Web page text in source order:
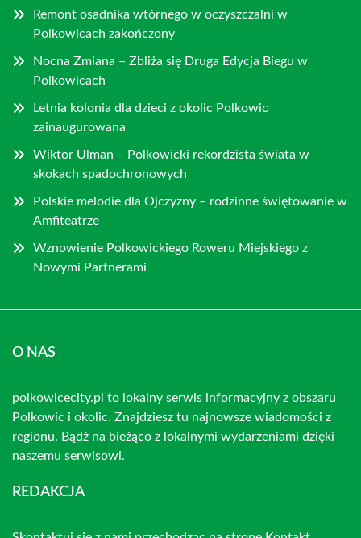
Remont osadnika wtórnego w oczyszczalni w
Polkowicach zakończony
Nocna Zmiana – Zbliża się Druga Edycja Biegu w
Polkowicach
Letnia kolonia dla dzieci z okolic Polkowic
zainaugurowana
Wiktor Ulman – Polkowicki rekordzista świata w
skokach spadochronowych
Polskie melodie dla Ojczyzny – rodzinne świętowanie w
Amfiteatrze
Wznowienie Polkowickiego Roweru Miejskiego z
Nowymi Partnerami
O NAS
polkowicecity.pl to lokalny serwis informacyjny z obszaru
Polkowic i okolic. Znajdziesz tu najnowsze wiadomości z
regionu. Bądź na bieżąco z lokalnymi wydarzeniami dzięki
naszemu serwisowi.
REDAKCJA